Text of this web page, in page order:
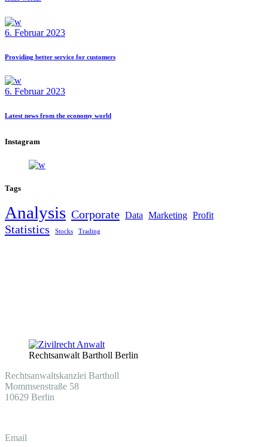
6. Februar 2023
Providing better service for customers
6. Februar 2023
Latest news from the economy world
Instagram
Tags
Analysis Corporate Data Marketing Profit
Statistics Stocks Trading
Rechtsanwalt Bartholl Berlin
Rechtsanwaltskanzlei Bartholl
Mommsenstraße 58
10629 Berlin
Email